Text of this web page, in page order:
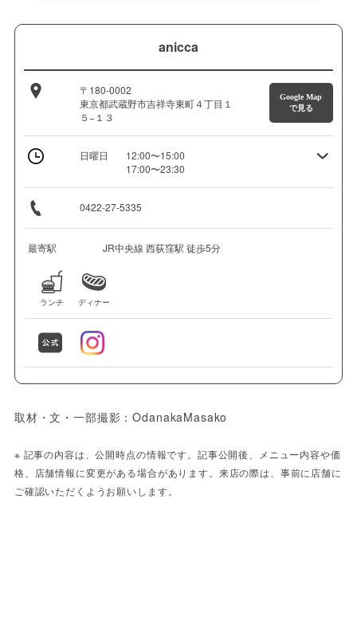
anicca
〒180-0002
東京都武蔵野市吉祥寺東町４丁目１
５−１３
Google Map
で見る
日曜日
12:00〜15:00
17:00〜23:30
0422-27-5335
最寄駅 JR中央線 西荻窪駅 徒歩5分
ランチ ディナー
取材・文・一部撮影：OdanakaMasako
※ 記事の内容は、公開時点の情報です。記事公開後、メニュー内容や価
格、店舗情報に変更がある場合があります。来店の際は、事前に店舗に
ご確認いただくようお願いします。